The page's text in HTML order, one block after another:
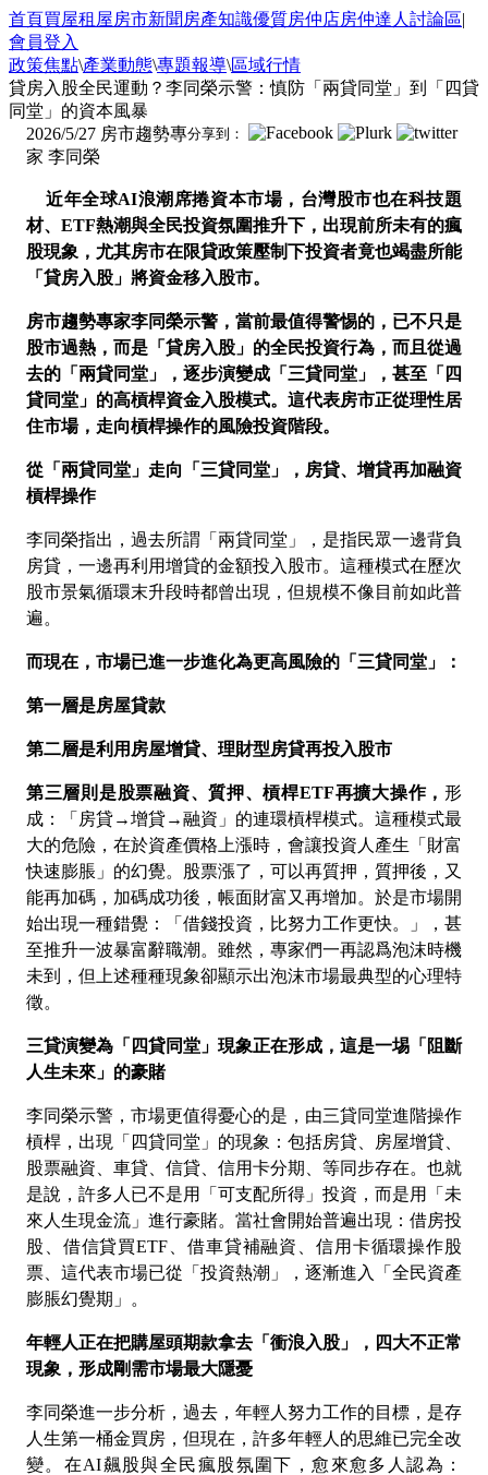
首頁買屋租屋房市新聞 房產知識優質房仲店房仲達人 討論區|
會員登入
政策焦點\產業動態\專題報導\區域行情
貸房入股全民運動？李同榮示警：慎防「兩貸同堂」到「四貸
同堂」的資本風暴
分享到：
2026/5/27 房市趨勢專
家 李同榮
近年全球AI浪潮席捲資本市場，台灣股市也在科技題
材、 ETF熱潮與全民投資氛圍推升下，出現前所未有的瘋
股現象，尤其房市在限貸政策壓制下投資者竟也竭盡所能
「貸房入股」將資金移入股市。
房市趨勢專家李同榮示警，當前最值得警惕的，已不只是
股市過熱，而是「貸房入股」的全民投資行為，而且從過
去的「兩貸同堂」，逐步演變成「三貸同堂」，甚至「四
貸同堂」的高槓桿資金入股模式。這代表房市正從理性居
住市場，走向槓桿操作的風險投資階段。
從「兩貸同堂」走向「三貸同堂」，房貸、增貸再加融資
槓桿操作
李同榮指出，過去所謂「兩貸同堂」，是指民眾一邊背負
房貸，一邊再利用增貸的金額投入股市。這種模式在歷次
股市景氣循環末升段時都曾出現，但規模不像目前如此普
遍。
而現在，市場已進一步進化為更高風險的「三貸同堂」：
第一層是房屋貸款
第二層是利用房屋增貸、理財型房貸再投入股市
第三層則是股票融資、質押、槓桿ETF再擴大操作，形
成：「房貸→增貸→融資」的連環槓桿模式。這種模式最
大的危險，在於資產價格上漲時，會讓投資人產生「財富
快速膨脹」的幻覺。股票漲了，可以再質押，質押後，又
能再加碼，加碼成功後，帳面財富又再增加。於是市場開
始出現一種錯覺：「借錢投資，比努力工作更快。」，甚
至推升一波暴富辭職潮。雖然，專家們一再認爲泡沫時機
未到，但上述種種現象卻顯示出泡沫市場最典型的心理特
徵。
三貸演變為「四貸同堂」現象正在形成，這是一埸「阻斷
人生未來」的豪賭
李同榮示警，市場更值得憂心的是，由三貸同堂進階操作
槓桿，出現「四貸同堂」的現象：包括房貸、房屋增貸、
股票融資、車貸、信貸、信用卡分期、等同步存在。也就
是說，許多人已不是用「可支配所得」投資，而是用「未
來人生現金流」進行豪賭。當社會開始普遍出現：借房投
股、借信貸買ETF 、借車貸補融資、信用卡循環操作股
票、這代表市場已從「投資熱潮」，逐漸進入「全民資產
膨脹幻覺期」。
年輕人正在把購屋頭期款拿去「衝浪入股」，四大不正常
現象，形成剛需市場最大隱憂
李同榮進一步分析，過去，年輕人努力工作的目標，是存
人生第一桶金買房，但現在，許多年輕人的思維已完全改
變。在AI飆股與全民瘋股氛圍下，愈來愈多人認為：